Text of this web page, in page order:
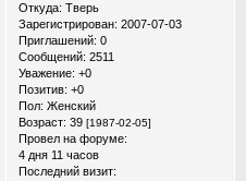
Откуда: Тверь
Зарегистрирован: 2007-07-03
Приглашений: 0
Сообщений: 2511
Уважение: +0
Позитив: +0
Пол: Женский
Возраст: 39 [1987-02-05]
Провел на форуме:
4 дня 11 часов
Последний визит: